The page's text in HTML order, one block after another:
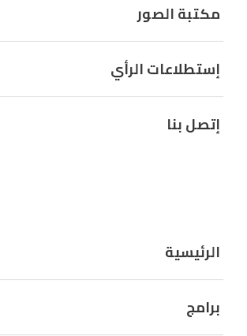
مكتبة الصور
إستطلاعات الرأي
إتصل بنا
الرئيسية
برامج